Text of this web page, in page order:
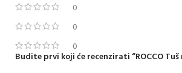
0
0
0
Budite prvi koji će recenzirati “ROCCO